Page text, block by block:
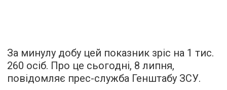
За минулу добу цей показник зріс на 1 тис.
260 осіб. Про це сьогодні, 8 липня,
повідомляє прес-служба Генштабу ЗСУ.